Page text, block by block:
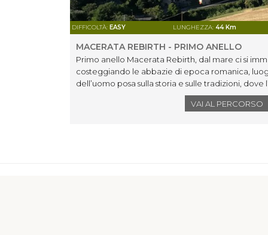
DIFFICOLTÀ: EASY LUNGHEZZA:44 Km
MACERATA REBIRTH - PRIMO ANELLO
Primo anello Macerata Rebirth, dal mare ci si
costeggiando le abbazie di epoca romanica,
dell’uomo posa sulla storia e sulle tradizioni, dove
VAI AL PERCORSO